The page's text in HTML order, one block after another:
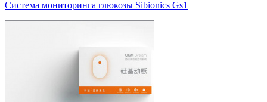
Система мониторинга глюкозы Sibionics Gs1